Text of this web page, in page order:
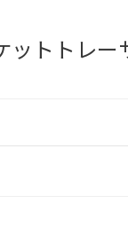
ットトレー